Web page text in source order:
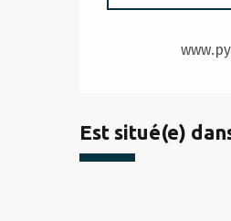
Est situé(e)
Gratuit